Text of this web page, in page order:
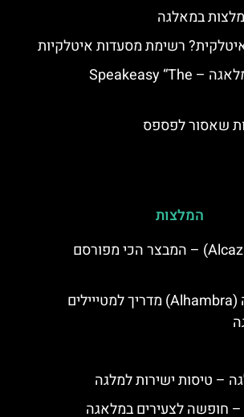
במאלגה
רשימת מסעדות איטלקיות
בר קוקטיילים במלאגה – Speakeasy “The
שאסור לפספס
המלצות
אלקסאבה (Alcazaba) – המבצר הכי מפורסם
ארמון אלהמברה (Alhambra) מדריך למטייילים
– טיסות ישירות למלגה
חופשה לצעירים במלאגה